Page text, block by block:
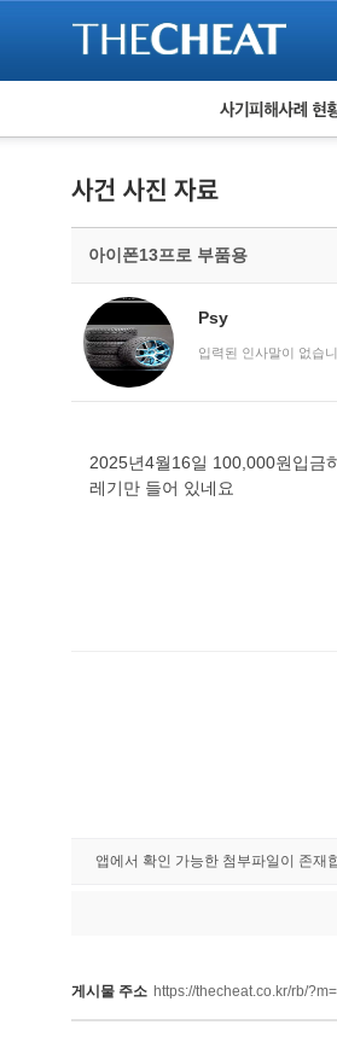
피해사례 현황
보이스피싱 피해사
유해사이트 목록
아이폰13프로 부품용
Psy
입력된 인사말이 없습
2025년4월16일 100,000원입금
레기만 들어 있네요
앱에서 확인 가능한 첨부파일이 존재
게시물 주소 https://thecheat.co.kr/rb/